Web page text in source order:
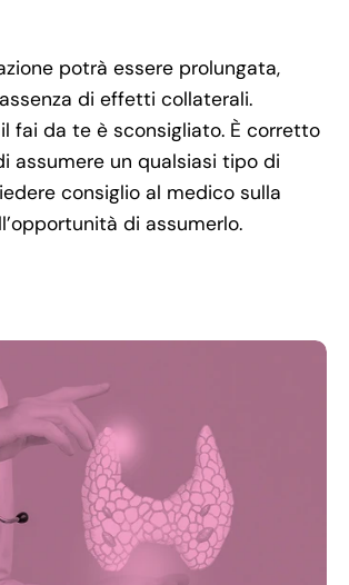
potrà essere prolungata,
di effetti collaterali.
fai da te è sconsigliato. È corretto
assumere un qualsiasi tipo di
consiglio al medico sulla
di assumerlo.